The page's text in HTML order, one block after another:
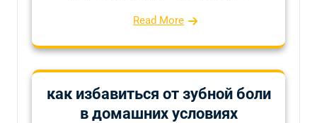
Read More
как избавиться от зубной боли
в домашних условиях